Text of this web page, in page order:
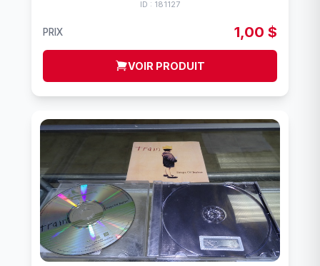
ID : 181127
PRIX 1,00 $
VOIR PRODUIT